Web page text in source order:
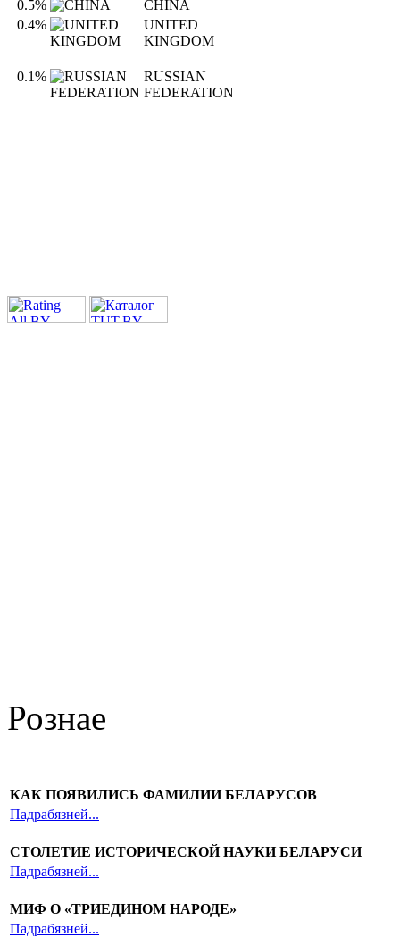
0.5%
CHINA
0.4%
UNITED
KINGDOM
0.1%
RUSSIAN
FEDERATION
Рознае
КАК ПОЯВИЛИСЬ ФАМИЛИИ БЕЛАРУСОВ
Падрабязней...
СТОЛЕТИЕ ИСТОРИЧЕСКОЙ НАУКИ БЕЛАРУСИ
Падрабязней...
МИФ О «ТРИЕДИНОМ НАРОДЕ»
Падрабязней...